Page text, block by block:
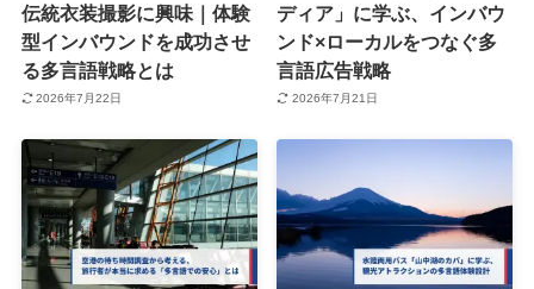
伝統衣装撮影に興味｜体験
型インバウンドを成功させ
る多言語戦略とは
2026年7月22日
ディア」に学ぶ、インバウ
ンド×ローカルをつなぐ多
言語広告戦略
2026年7月21日